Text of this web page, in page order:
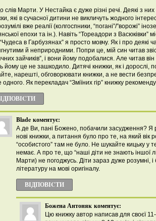
слів Марти. У Нестайка є дуже різні речі. Деякі з
які в сучасної дитини не викличуть жодного
вже реалії (колгоспники, “погані”/”ворожі”
епохи та ін.). Навіть “Тореадори з Васюківки”
в Гарбузянах” я просто мовчу. Як і про деякі
й неприродними. Попри це, мій син читав
зайчиків”, і вони йому подобалися. Але читав він
йому це не зашкодило. Дитячі книжки, як і дорослі,
нарешті, обговорювати книжки, а не вести
одного. Як перекладач “Зміїних гір” книжку
Blade коментує:
А де Ви, пані Божено, побачили засудження? Я
нові книжки, а питання було про те, на який вік
“особистого” там не було. Не шукайте кицьку у
немає. А про те, що “наші діти не знають іншої
Марти) не погоджусь. Діти зараз дуже розумні, і
літературу на мові оригіналу.
ВІДПОВІCТИ
Божена Антоняк коментує:
Цю книжку автор написав для своєї